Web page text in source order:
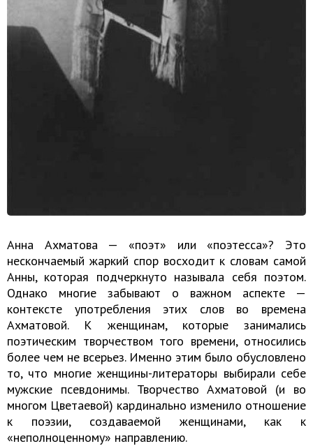
Анна Ахматова — «поэт» или «поэтесса»? Это
нескончаемый жаркий спор восходит к словам самой
Анны, которая подчеркнуто называла себя поэтом.
Однако многие забывают о важном аспекте —
контексте употребления этих слов во времена
Ахматовой. К женщинам, которые занимались
поэтическим творчеством того времени, относились
более чем не всерьез. Именно этим было обусловлено
то, что многие женщины-литераторы выбирали себе
мужские псевдонимы. Творчество Ахматовой (и во
многом Цветаевой) кардинально изменило отношение
к поэзии, создаваемой женщинами, как к
«неполноценному» направлению.